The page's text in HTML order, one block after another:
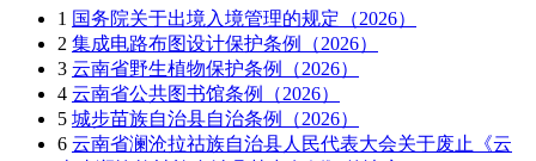
1 国务院关于出境入境管理的规定（2026）
2 集成电路布图设计保护条例（2026）
3 云南省野生植物保护条例（2026）
4 云南省公共图书馆条例（2026）
5 城步苗族自治县自治条例（2026）
6 云南省澜沧拉祜族自治县人民代表大会关于废止《云